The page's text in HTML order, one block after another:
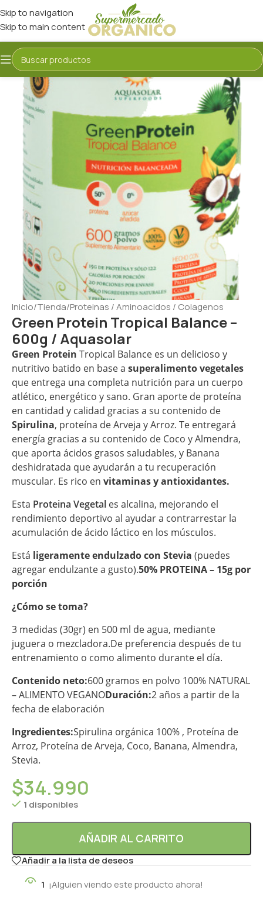
Skip to navigation
Skip to main content
Inicio/Tienda/Proteinas / Aminoacidos / Colagenos
Green Protein Tropical Balance –
600g / Aquasolar
Green Protein Tropical Balance es un delicioso y
nutritivo batido en base a superalimento vegetales
que entrega una completa nutrición para un cuerpo
atlético, energético y sano. Gran aporte de proteína
en cantidad y calidad gracias a su contenido de
Spirulina, proteína de Arveja y Arroz. Te entregará
energía gracias a su contenido de Coco y Almendra,
que aporta ácidos grasos saludables, y Banana
deshidratada que ayudarán a tu recuperación
muscular. Es rico en vitaminas y antioxidantes.
Esta Proteina Vegetal es alcalina, mejorando el
rendimiento deportivo al ayudar a contrarrestar la
acumulación de ácido láctico en los músculos.
Está ligeramente endulzado con Stevia (puedes
agregar endulzante a gusto).50% PROTEINA – 15g por
porción
¿Cómo se toma?
3 medidas (30gr) en 500 ml de agua, mediante
juguera o mezcladora.De preferencia después de tu
entrenamiento o como alimento durante el día.
Contenido neto:600 gramos en polvo 100% NATURAL
– ALIMENTO VEGANODuración:2 años a partir de la
fecha de elaboración
Ingredientes:Spirulina orgánica 100% , Proteína de
Arroz, Proteína de Arveja, Coco, Banana, Almendra,
Stevia.
$34.990
1 disponibles
AÑADIR AL CARRITO
Añadir a la lista de deseos
1 ¡Alguien viendo este producto ahora!